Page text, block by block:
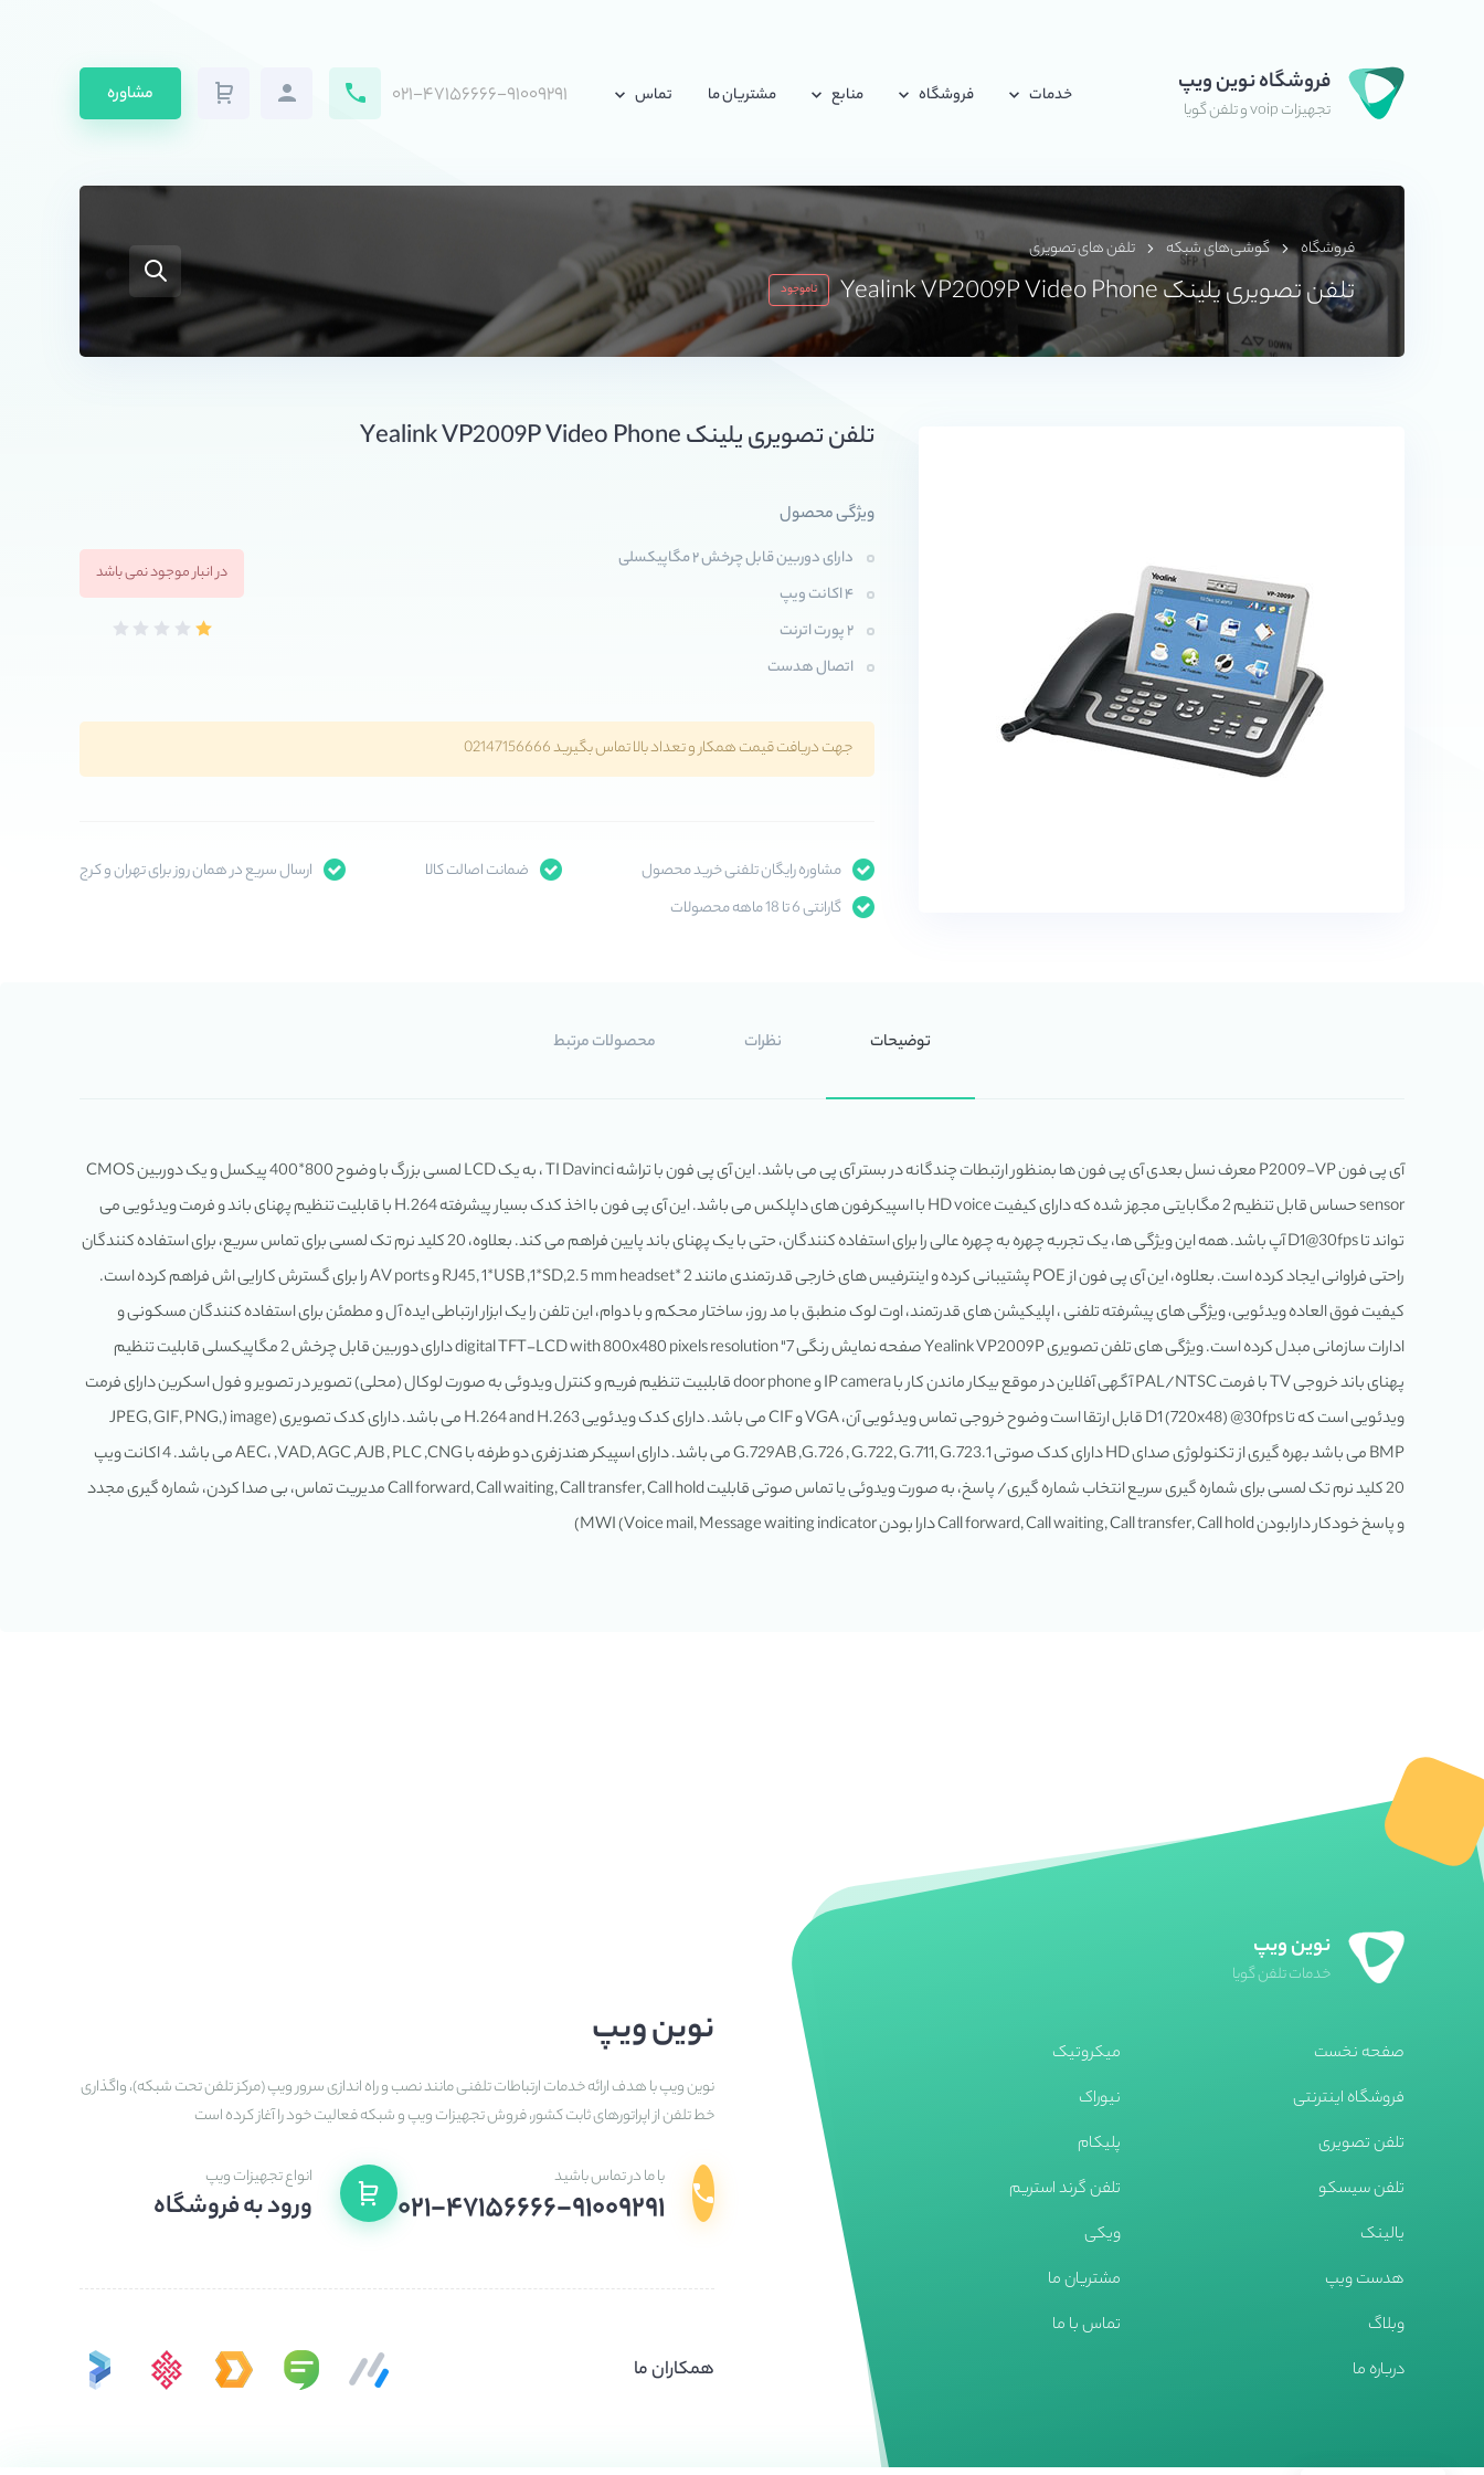
فروشگاه نوین ویپ
تجهیزات voip و تلفن گویا
خدمات فروشگاه منابع مشتریان ما تماس مشاوره ۰۲۱-۴۷۱۵۶۶۶۶-۹۱۰۰۹۲۹۱
فروشگاه گوشی‌های شبکه تلفن های تصویری
تلفن تصویری یلینک Yealink VP2009P Video Phone ناموجود
تلفن تصویری یلینک Yealink VP2009P Video Phone
ویژگی محصول
دارای دوربین قابل چرخش ۲ مگاپیکسلی
۴ اکانت ویپ
۲ پورت اترنت
اتصال هدست
در انبار موجود نمی باشد
جهت دریافت قیمت همکار و تعداد بالا تماس بگیرید 02147156666
مشاوره رایگان تلفنی خرید محصول ضمانت اصالت کالا
ارسال سریع در همان روز برای تهران و کرج
گارانتی 6 تا 18 ماهه محصولات
توضیحات نظرات محصولات مرتبط
آی پی فون P2009-VP معرف نسل بعدی آی پی فون ها بمنظور ارتبطات چندگانه در بستر آی پی می باشد. این آی پی فون با تراشه TI Davinci ، به یک LCD لمسی بزرگ با وضوح 800*400 پیکسل و یک دوربین CMOS
sensor حساس قابل تنظیم 2 مگابایتی مجهز شده که دارای کیفیت HD voice با اسپیکرفون های داپلکس می باشد. این آی پی فون با اخذ کدک بسیار پیشرفته H.264 با قابلیت تنظیم پهنای باند و فرمت ویدئویی می
تواند تا D1@30fps آپ باشد. همه این ویژگی ها، یک تجربه چهره به چهره عالی را برای استفاده کنندگان، حتی با یک پهنای باند پایین فراهم می کند. بعلاوه، 20 کلید نرم تک لمسی برای تماس سریع، برای استفاده کنندگان
راحتی فراوانی ایجاد کرده است. بعلاوه، این آی پی فون از POE پشتیبانی کرده و اینترفیس های خارجی قدرتمندی مانند 2 *RJ45, 1*USB ,1*SD,2.5 mm headset و AV ports را برای گسترش کارایی اش فراهم کرده است.
کیفیت فوق العاده ویدئویی، ویژگی های پیشرفته تلفنی ، اپلیکیشن های قدرتمند، اوت لوک منطبق با مد روز، ساختار محکم و با دوام، این تلفن را یک ابزار ارتباطی ایده آل و مطمئن برای استفاده کنندگان مسکونی و
ادارات سازمانی مبدل کرده است. ویژگی های تلفن تصویری Yealink VP2009P صفحه نمایش رنگی 7" digital TFT-LCD with 800x480 pixels resolution دارای دوربین قابل چرخش 2 مگاپیکسلی قابلیت تنظیم
پهنای باند خروجی TV با فرمت PAL/NTSC آگهی آفلاین در موقع بیکار ماندن کار با IP camera و door phone قابلبیت تنظیم فریم و کنترل ویدوئی به صورت لوکال (محلی) تصویر در تصویر و فول اسکرین دارای فرمت
ویدئویی است که تا D1 (720x48) @30fps قابل ارتقا است وضوح خروجی تماس ویدئویی آن، VGA و CIF می باشد. دارای کدک ویدئویی H.264 and H.263 می باشد. دارای کدک تصویری (image (JPEG, GIF, PNG,
BMP می باشد بهره گیری از تکنولوژی صدای HD دارای کدک صوتی G.729AB ,G.726 , G.722, G.711, G.723.1 می باشد. دارای اسپیکر هندزفری دو طرفه با AEC، ,VAD, AGC ,AJB , PLC ,CNG می باشد. 4 اکانت ویپ
20 کلید نرم تک لمسی برای شماره گیری سریع انتخاب شماره گیری/ پاسخ، به صورت ویدوئی یا تماس صوتی قابلیت Call forward, Call waiting, Call transfer, Call hold مدیریت تماس، بی صدا کردن، شماره گیری مجدد
و پاسخ خودکار دارابودن Call forward, Call waiting, Call transfer, Call hold دارا بودن Voice mail, Message waiting indicator) MWI)
نوین ویپ
نوین ویپ با هدف ارائه خدمات ارتباطات تلفنی مانند نصب و راه اندازی سرور ویپ (مرکز تلفن تحت شبکه)، واگذاری
خط تلفن از اپراتورهای ثابت کشور، فروش تجهیزات ویپ و شبکه فعالیت خود را آغاز کرده است
با ما در تماس باشید
۰۲۱-۴۷۱۵۶۶۶۶-۹۱۰۰۹۲۹۱
انواع تجهیزات ویپ
ورود به فروشگاه
همکاران ما
نوین ویپ
خدمات تلفن گویا
صفحه نخست
فروشگاه اینترنتی
تلفن تصویری
تلفن سیسکو
یالینک
هدست ویپ
وبلاگ
درباره ما
میکروتیک
نیوراک
پلیکام
تلفن گرند استریم
ویکی
مشتریان ما
تماس با ما